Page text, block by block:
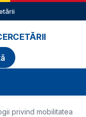
privind mobilitatea